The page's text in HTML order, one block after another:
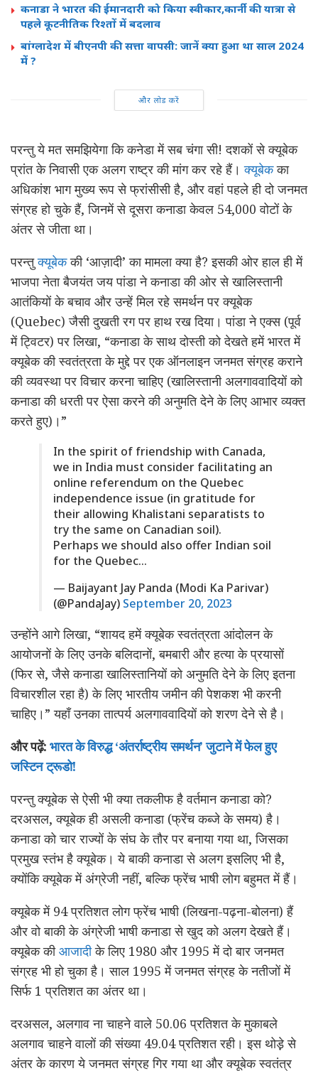
कनाडा ने भारत की ईमानदारी को किया स्वीकार,कार्नी की यात्रा से
पहले कूटनीतिक रिश्तों में बदलाव
बांग्लादेश में बीएनपी की सत्ता वापसी: जानें क्या हुआ था साल 2024
में ?
और लोड करें
परन्तु ये मत समझियेगा कि कनेडा में सब चंगा सी! दशकों से क्यूबेक
प्रांत के निवासी एक अलग राष्ट्र की मांग कर रहे हैं।क्यूबेकका
अधिकांश भाग मुख्य रूप से फ्रांसीसी है, और वहां पहले ही दो जनमत
संग्रह हो चुके हैं, जिनमें से दूसरा कनाडा केवल 54,000 वोटों के
अंतर से जीता था।
परन्तुक्यूबेककी ‘आज़ादी’ का मामला क्या है? इसकी ओर हाल ही में
भाजपा नेता बैजयंत जय पांडा ने कनाडा की ओर से खालिस्तानी
आतंकियों के बचाव और उन्हें मिल रहे समर्थन पर क्यूबेक
(Quebec) जैसी दुखती रग पर हाथ रख दिया। पांडा ने एक्स (पूर्व
में ट्विटर) पर लिखा, “कनाडा के साथ दोस्ती को देखते हमें भारत में
क्यूबेक की स्वतंत्रता के मुद्दे पर एक ऑनलाइन जनमत संग्रह कराने
की व्यवस्था पर विचार करना चाहिए (खालिस्तानी अलगाववादियों को
कनाडा की धरती पर ऐसा करने की अनुमति देने के लिए आभार व्यक्त
करते हुए)।”
In the spirit of friendship with Canada,
we in India must consider facilitating an
online referendum on the Quebec
independence issue (in gratitude for
their allowing Khalistani separatists to
try the same on Canadian soil).
Perhaps we should also offer Indian soil
for the Quebec…
— Baijayant Jay Panda (Modi Ka Parivar)
(@PandaJay) September 20, 2023
उन्होंने आगे लिखा, “शायद हमें क्यूबेक स्वतंत्रता आंदोलन के
आयोजनों के लिए उनके बलिदानों, बमबारी और हत्या के प्रयासों
(फिर से, जैसे कनाडा खालिस्तानियों को अनुमति देने के लिए इतना
विचारशील रहा है) के लिए भारतीय जमीन की पेशकश भी करनी
चाहिए।” यहाँ उनका तात्पर्य अलगाववादियों को शरण देने से है।
और पढ़ें:भारत के विरुद्ध ‘अंतर्राष्ट्रीय समर्थन’ जुटाने में फेल हुए
जस्टिन ट्रूडो!
परन्तु क्यूबेक से ऐसी भी क्या तकलीफ है वर्तमान कनाडा को?
दरअसल, क्यूबेक ही असली कनाडा (फ्रेंच कब्जे के समय) है।
कनाडा को चार राज्यों के संघ के तौर पर बनाया गया था, जिसका
प्रमुख स्तंभ है क्यूबेक। ये बाकी कनाडा से अलग इसलिए भी है,
क्योंकि क्यूबेक में अंग्रेजी नहीं, बल्कि फ्रेंच भाषी लोग बहुमत में हैं।
क्यूबेक में 94 प्रतिशत लोग फ्रेंच भाषी (लिखना-पढ़ना-बोलना) हैं
और वो बाकी के अंग्रेजी भाषी कनाडा से खुद को अलग देखते हैं।
क्यूबेक कीआजादीके लिए 1980 और 1995 में दो बार जनमत
संग्रह भी हो चुका है। साल 1995 में जनमत संग्रह के नतीजों में
सिर्फ 1 प्रतिशत का अंतर था।
दरअसल, अलगाव ना चाहने वाले 50.06 प्रतिशत के मुकाबले
अलगाव चाहने वालों की संख्या 49.04 प्रतिशत रही। इस थोड़़े से
अंतर के कारण ये जनमत संग्रह गिर गया था और क्यूबेक स्वतंत्र